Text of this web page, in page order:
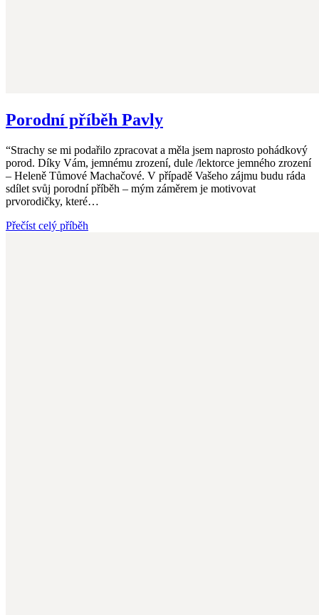
Porodní příběh Pavly
“Strachy se mi podařilo zpracovat a měla jsem naprosto pohádkový
porod. Díky Vám, jemnému zrození, dule /lektorce jemného zrození
– Heleně Tůmové Machačové. V případě Vašeho zájmu budu ráda
sdílet svůj porodní příběh – mým záměrem je motivovat
prvorodičky, které…
Přečíst celý příběh